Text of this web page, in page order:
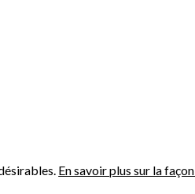
En savoir plus sur la